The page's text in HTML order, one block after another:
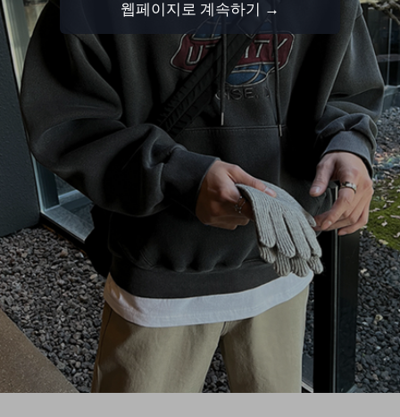
웹페이지로 계속하기 →